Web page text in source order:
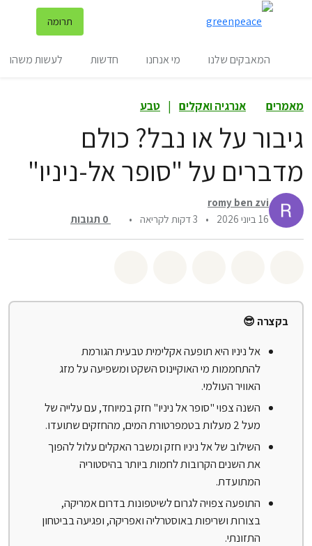
תרומה
המאבקים שלנו מי אנחנו חדשות לעשות משהו
מאמרים אנרגיה ואקלים | טבע
גיבור על או נבל? כולם
מדברים על "סופר אל-ניניו"
romy ben zvi
16 ביוני 2026
• 3 דקות לקריאה •
0 תגובות
בקצרה 😎
אל ניניו היא תופעה אקלימית טבעית הגורמת
להתחממות מי האוקיינוס השקט ומשפיעה על מזג
האוויר העולמי.
השנה צפוי "סופר אל ניניו" חזק במיוחד, עם עלייה של
מעל 2 מעלות בטמפרטורת המים, מהחזקים שתועדו.
השילוב של אל ניניו חזק ומשבר האקלים עלול להפוך
את השנים הקרובות לחמות ביותר בהיסטוריה
המתועדת.
התופעה צפויה לגרום לשיטפונות בדרום אמריקה,
בצורות ושריפות באוסטרליה ואפריקה, ופגיעה בביטחון
התזונתי.